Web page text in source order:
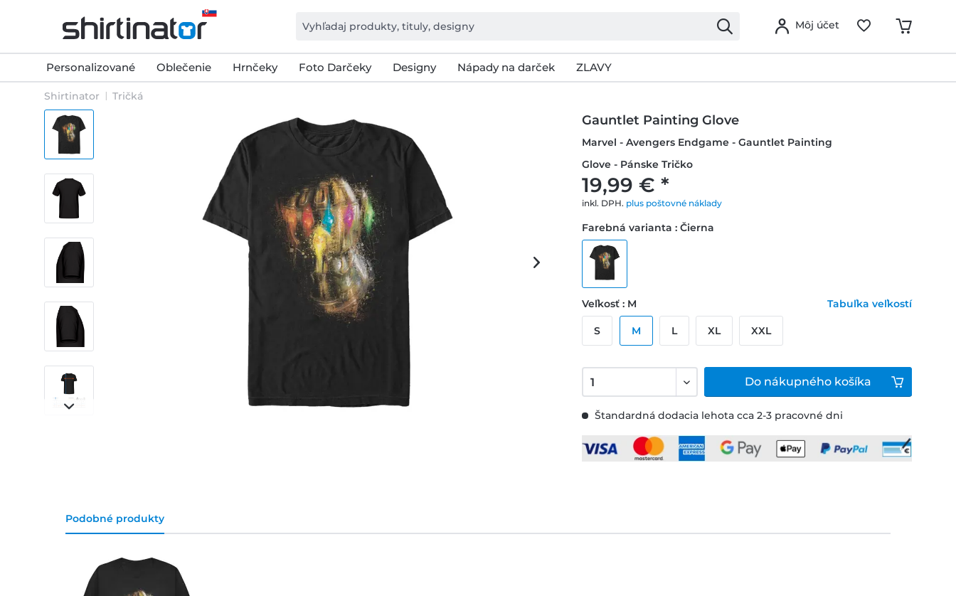
Môj účet
Personalizované Oblečenie Hrnčeky Foto Darčeky Designy Nápady na darček ZLAVY
Shirtinator Tričká
Gauntlet Painting Glove
Marvel - Avengers Endgame - Gauntlet Painting
Glove - Pánske Tričko
19,99 € *
inkl. DPH. plus poštovné náklady
Štandardná dodacia lehota cca 2-3 pracovné dni
Farebná varianta : Čierna
Veľkosť : M Tabuľka veľkostí
S M L XL XXL
Do nákupného košíka
Podobné produkty